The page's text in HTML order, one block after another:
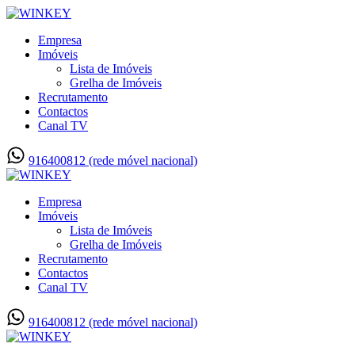
Empresa
Imóveis
Lista de Imóveis
Grelha de Imóveis
Recrutamento
Contactos
Canal TV
916400812 (rede móvel nacional)
Empresa
Imóveis
Lista de Imóveis
Grelha de Imóveis
Recrutamento
Contactos
Canal TV
916400812 (rede móvel nacional)